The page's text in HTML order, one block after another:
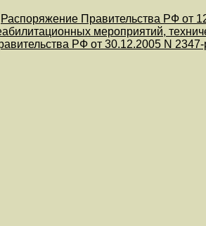
Распоряжение Правительства РФ от
мероприятий,
РФ от 30.12.2005 N